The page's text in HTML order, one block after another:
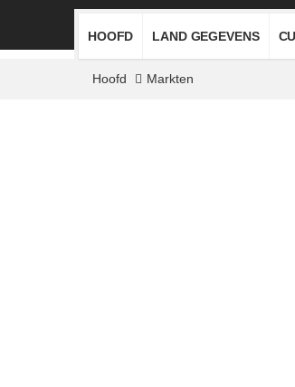
HOOFD LAND GEGEVENS
Hoofd Markten